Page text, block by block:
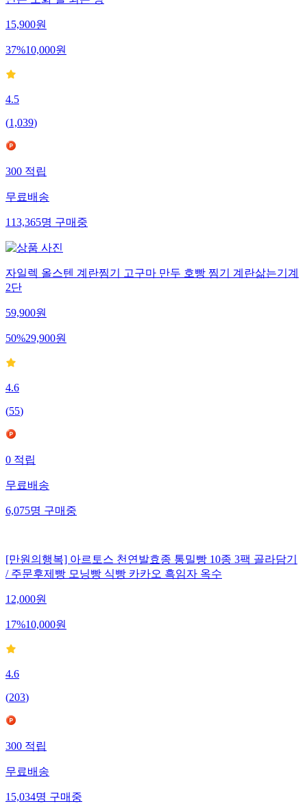
15,900원
37%10,000원
4.5
(1,039)
300 적립
무료배송
113,365명 구매중
자일렉 올스텐 계란찜기 고구마 만두 호빵 찜기 계란삶는기계
2단
59,900원
50%29,900원
4.6
(55)
0 적립
무료배송
6,075명 구매중
[만원의행복] 아르토스 천연발효종 통밀빵 10종 3팩 골라담기
/ 주문후제빵 모닝빵 식빵 카카오 흑임자 옥수
12,000원
17%10,000원
4.6
(203)
300적립
무료배송
15,034명구매중